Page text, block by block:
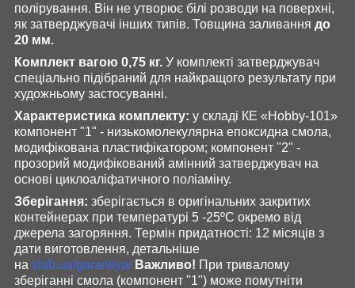
полірування. Він не утворює білі розводи на поверхні,
як затверджувачі інших типів. Товщина заливання до
20 мм.
Комплект вагою 0,75 кг. У комплекті затверджувач
спеціально підібраний для найкращого результату при
художньому застосуванні.
Характеристика комплекту: у складі КЕ «Hobby-101»
компонент "1" - низькомолекулярна епоксидна смола,
модифікована пластифікатором; компонент "2" -
прозорий модифікований амінний затверджувач на
основі циклоаліфатичного поліаміну.
Зберігання: зберігається в оригінальних закритих
контейнерах при температурі 5 -25ºС окремо від
джерела загоряння. Термін придатності: 12 місяців з
дати виготовлення, детальніше
на slab.ua/garantiya/ Важливо! При тривалому
зберіганні смола (компонент "1") може помутніти